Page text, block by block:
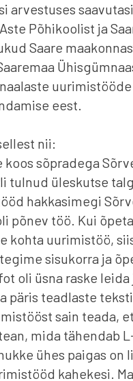
arvestuses
Põhikoolist ja
Saare
eest.
nii:
koos sõpradega
tulnud üleskutse
hakkasimegi
põnev töö. Kui
kohta uurimistöö,
sisukorra ja
oli üsna raske leida
päris teadlaste
sain teada,
mida tähendab
ühes paigas on
kahekesi.